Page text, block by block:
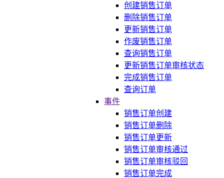
创建销售订单
删除销售订单
更新销售订单
作废销售订单
查询销售订单
更新销售订单审核状态
完成销售订单
查询订单
事件
销售订单创建
销售订单删除
销售订单更新
销售订单审核通过
销售订单审核驳回
销售订单完成